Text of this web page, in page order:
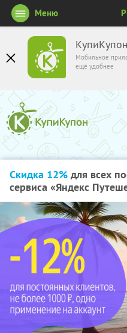
КупиКупон
Мобильное
ещё удобнее
Меню
Скидка 12% для всех
сервиса «Яндекс